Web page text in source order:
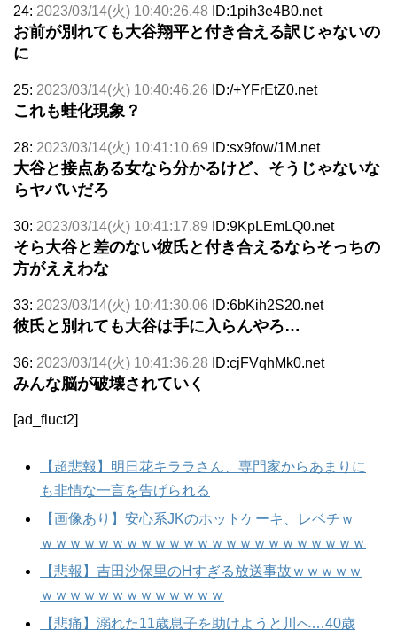
24: 2023/03/14(火) 10:40:26.48 ID:1pih3e4B0.net
お前が別れても大谷翔平と付き合える訳じゃないの
に
25: 2023/03/14(火) 10:40:46.26 ID:/+YFrEtZ0.net
これも蛙化現象？
28: 2023/03/14(火) 10:41:10.69 ID:sx9fow/1M.net
大谷と接点ある女なら分かるけど、そうじゃないな
らヤバいだろ
30: 2023/03/14(火) 10:41:17.89 ID:9KpLEmLQ0.net
そら大谷と差のない彼氏と付き合えるならそっちの
方がええわな
33: 2023/03/14(火) 10:41:30.06 ID:6bKih2S20.net
彼氏と別れても大谷は手に入らんやろ…
36: 2023/03/14(火) 10:41:36.28 ID:cjFVqhMk0.net
みんな脳が破壊されていく
[ad_fluct2]
【超悲報】明日花キララさん、専門家からあまりに
も非情な一言を告げられる
【画像あり】安心系JKのホットケーキ、レベチｗ
ｗｗｗｗｗｗｗｗｗｗｗｗｗｗｗｗｗｗｗｗｗｗｗ
【悲報】吉田沙保里のHすぎる放送事故ｗｗｗｗｗ
ｗｗｗｗｗｗｗｗｗｗｗｗｗ
【悲痛】溺れた11歳息子を助けようと川へ…40歳